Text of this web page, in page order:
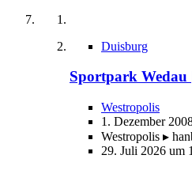
Duisburg
Sportpark
Westropolis
1. Dezember
Westropolis ▸
29. Juli 2026 um